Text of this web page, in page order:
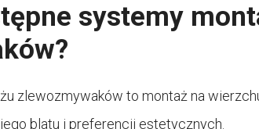
systemy
zlewozmywaków to montaż na
blatu i preferencji estetycznych.